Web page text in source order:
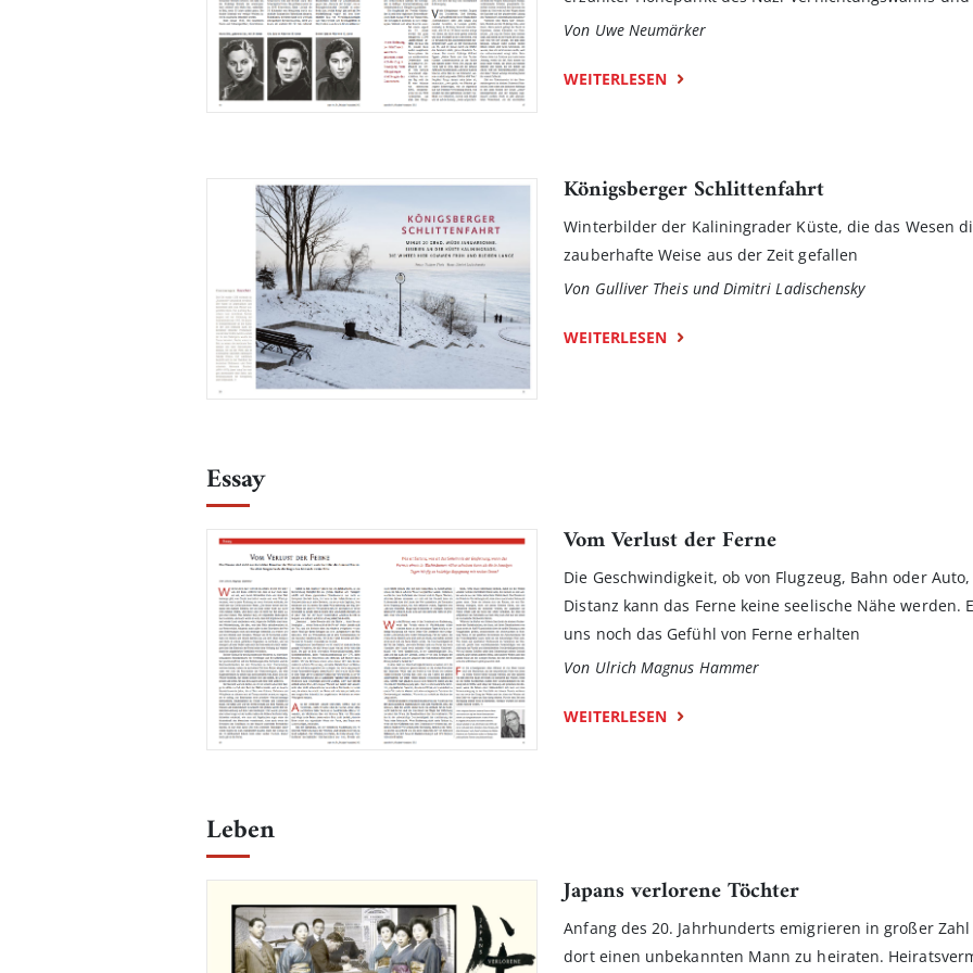
Von Uwe Neumärker
WEITERLESEN
Königsberger Schlittenfahrt
Winterbilder der Kaliningrader Küste, die das Wesen
zauberhafte Weise aus der Zeit gefallen
Von Gulliver Theis und Dimitri Ladischensky
WEITERLESEN
Essay
Vom Verlust der Ferne
Die Geschwindigkeit, ob von Flugzeug, Bahn oder
Distanz kann das Ferne keine seelische Nähe werden.
uns noch das Gefühl von Ferne erhalten
Von Ulrich Magnus Hammer
WEITERLESEN
Leben
Japans verlorene Töchter
Anfang des 20. Jahrhunderts emigrieren in großer
dort einen unbekannten Mann zu heiraten.